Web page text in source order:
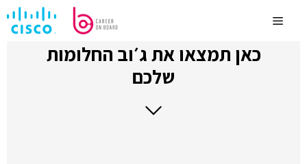
לתוכןMenu
כאן תמצאו את ג׳וב החלומות
שלכם